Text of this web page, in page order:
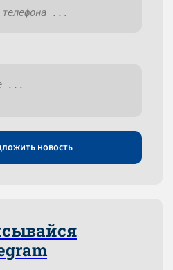
новость